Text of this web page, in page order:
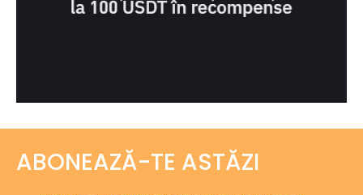
ABONEAZĂ-TE ASTĂZI